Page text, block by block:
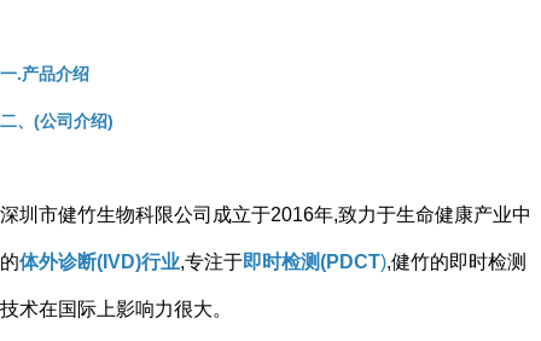
一.产品介绍
二、(公司介绍)
深圳市健竹生物科限公司成立于2016年,致力于生命健康产业中
的体外诊断(IVD)行业,专注于即时检测(PDCT),健竹的即时检测
技术在国际上影响力很大。